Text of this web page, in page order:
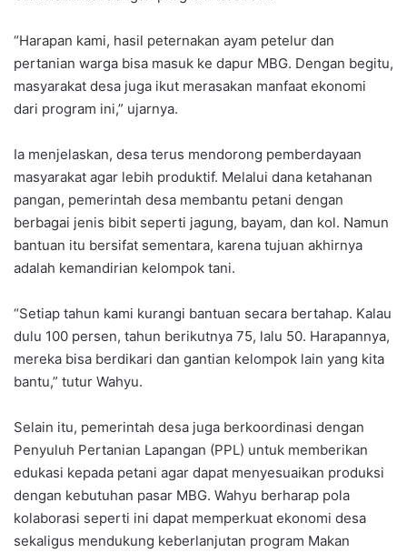
“Harapan kami, hasil peternakan ayam petelur dan
pertanian warga bisa masuk ke dapur MBG. Dengan begitu,
masyarakat desa juga ikut merasakan manfaat ekonomi
dari program ini,” ujarnya.
Ia menjelaskan, desa terus mendorong pemberdayaan
masyarakat agar lebih produktif. Melalui dana ketahanan
pangan, pemerintah desa membantu petani dengan
berbagai jenis bibit seperti jagung, bayam, dan kol. Namun
bantuan itu bersifat sementara, karena tujuan akhirnya
adalah kemandirian kelompok tani.
“Setiap tahun kami kurangi bantuan secara bertahap. Kalau
dulu 100 persen, tahun berikutnya 75, lalu 50. Harapannya,
mereka bisa berdikari dan gantian kelompok lain yang kita
bantu,” tutur Wahyu.
Selain itu, pemerintah desa juga berkoordinasi dengan
Penyuluh Pertanian Lapangan (PPL) untuk memberikan
edukasi kepada petani agar dapat menyesuaikan produksi
dengan kebutuhan pasar MBG. Wahyu berharap pola
kolaborasi seperti ini dapat memperkuat ekonomi desa
sekaligus mendukung keberlanjutan program Makan